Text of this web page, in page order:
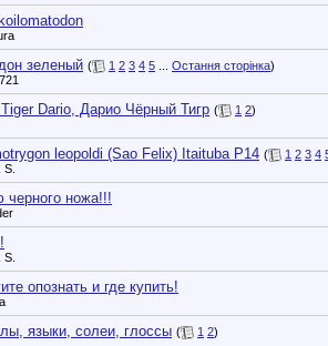
зеленый ( 1 2 3 4 5 Остання сторінка)
Dario, Дарио Чёрный Тигр ( 1 2)
leopoldi (Sao Felix) Itaituba P14 ( 1 2 3 4
черного ножа!!!
опознать и где купить!
языки, солеи, глоссы ( 1 2)